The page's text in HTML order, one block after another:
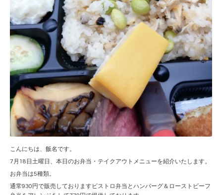
こんにちは、飯名です。
7月18日土曜日、本日のお弁当・テイクアウトメニューを紹介いたします。
お弁当は5種類。
通常930円で販売しておりますビストロ弁当とハンバーグ＆ローストビーフ